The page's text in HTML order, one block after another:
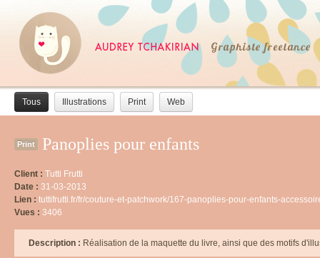
Tous Illustrations Print Web
Print Panoplies pour enfants
Client : Tutti Frutti
Date : 31-03-2013
Lien : tuttifrutti.fr/fr/couture-et-patchwork/167-panoplies-pour-enfants-
Vues : 3406
Description : Réalisation de la maquette du livre, ainsi que des motifs